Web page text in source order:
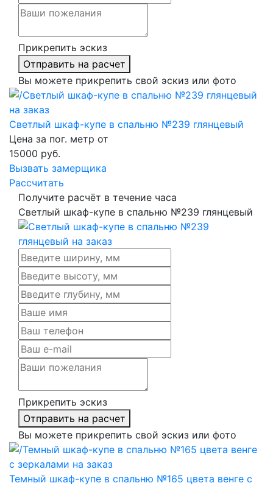
Прикрепить эскиз
Отправить на расчет
Вы можете прикрепить свой эскиз или фото
Светлый шкаф-купе в спальню №239 глянцевый
Цена за пог. метр от
15000 руб.
Вызвать замерщика
Рассчитать
Получите расчёт в течение часа
Светлый шкаф-купе в спальню №239 глянцевый
Прикрепить эскиз
Отправить на расчет
Вы можете прикрепить свой эскиз или фото
Темный шкаф-купе в спальню №165 цвета венге с